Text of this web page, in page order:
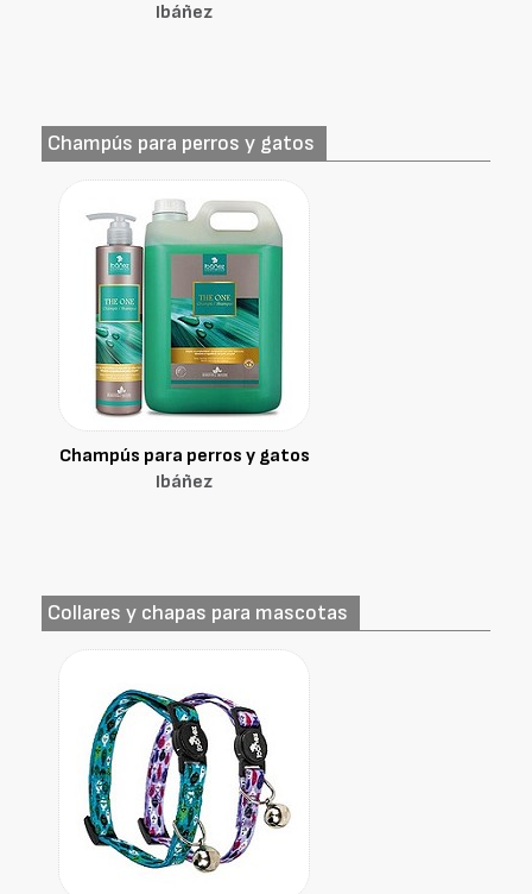
Ibáñez
Champús para perros y gatos
Champús para perros y gatos
Ibáñez
Collares y chapas para mascotas